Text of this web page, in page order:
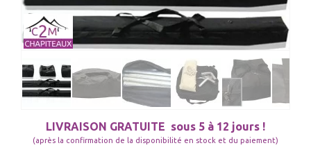
LIVRAISON GRATUITE sous 5 à 12 jours !
(après la confirmation de la disponibilité en stock et du paiement)